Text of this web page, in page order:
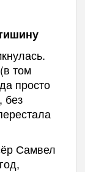
том
просто
без
Самвел